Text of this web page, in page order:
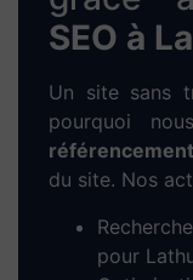
indépendants
dessites web
locale.
Nous
dessites e-
métiers du
projet est